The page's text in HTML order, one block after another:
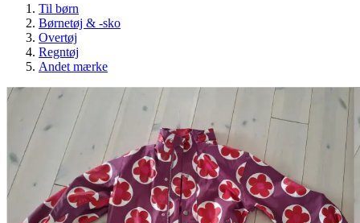
Til børn
Børnetøj & -sko
Overtøj
Regntøj
Andet mærke